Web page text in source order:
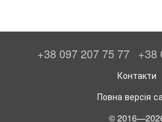
+38 097 207 75 77 +38
Контакти
Повна версія
©